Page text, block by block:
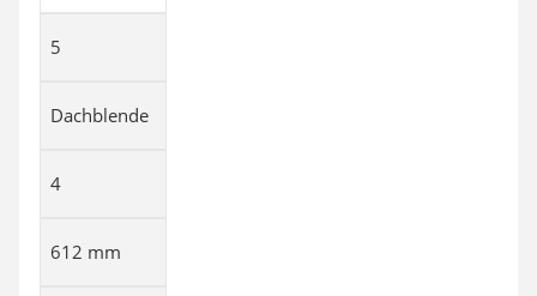
5
Dachblende
4
612 mm